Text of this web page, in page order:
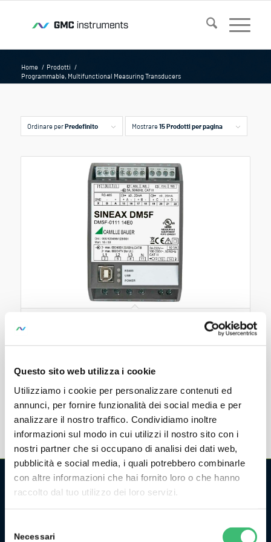
Questo sito web utilizza i cookie
Utilizziamo i cookie per personalizzare contenuti ed
annunci, per fornire funzionalità dei social media e per
analizzare il nostro traffico. Condividiamo inoltre
informazioni sul modo in cui utilizzi il nostro sito con i
nostri partner che si occupano di analisi dei dati web,
pubblicità e social media, i quali potrebbero combinarle
con altre informazioni che hai fornito loro o che hanno
raccolto dal tuo utilizzo dei loro servizi.
delNecessari
Home / Prodotti /
Programmable, Multifunctional Measuring Transducers
Ordinare perPredefinito Mostrare15 Prodotti per pagina
voltage power networks for DIN rail mounting with
tedesco/svizzero
, ed opera nel